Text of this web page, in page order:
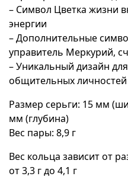
– Символ Цветка жизни
энергии
– Дополнительные
управитель Меркурий,
– Уникальный дизайн
общительных личностей
Размер серьги: 15 мм
мм (глубина)
Вес пары: 8,9 г
Вес кольца зависит от
от 3,3 г до 4,1 г